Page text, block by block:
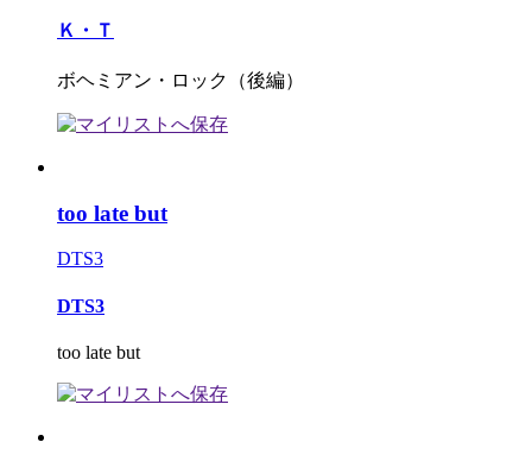
Ｋ・Ｔ
ボヘミアン・ロック（後編）
too late but
DTS3
DTS3
too late but